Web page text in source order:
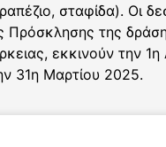
σταφίδα). Οι
Πρόσκλησης της
εκκινούν την 1η
31η Μαρτίου 2025.